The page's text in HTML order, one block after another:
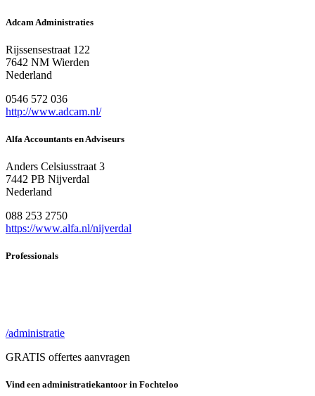
Adcam Administraties
Rijssensestraat 122
7642 NM Wierden
Nederland
0546 572 036
http://www.adcam.nl/
Alfa Accountants en Adviseurs
Anders Celsiusstraat 3
7442 PB Nijverdal
Nederland
088 253 2750
https://www.alfa.nl/nijverdal
Professionals
/administratie
GRATIS offertes aanvragen
Vind een administratiekantoor in Fochteloo